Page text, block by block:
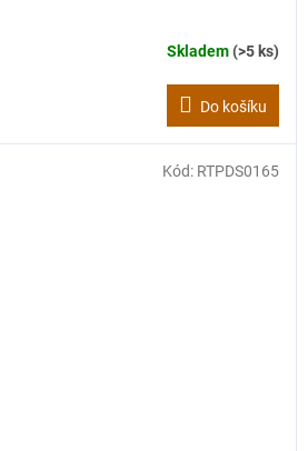
Skladem(>5 ks)
Do košíku
Kód: RTPDS0165